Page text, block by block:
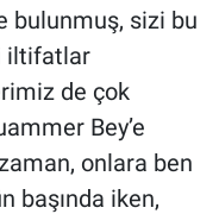
bulunmuş, sizi bu
iltifatlar
de çok
Bey’e
onlara ben
başında iken,